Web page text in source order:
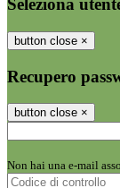
Seleziona
button close ×
Recupero
button close ×
Non hai una e-mail